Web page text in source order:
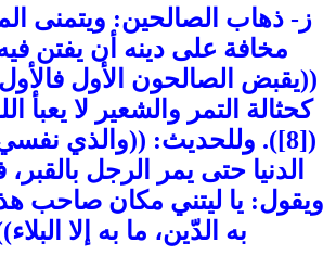
ز- ذهاب الصالحين: ويتمنى
مخافة على دينه أن يفتن
((يقبض الصالحون الأول
كحثالة التمر والشعير لا يعبأ
([8]). وللحديث: ((والذي نفسي
الدنيا حتى يمر الرجل
ويقول: يا ليتني مكان صاحب
به الدّين، ما به إلا